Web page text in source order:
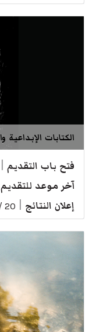
الكتابات الإبداعية
فتح باب التقديم
آخر موعد للتقديم
إعلان النتائج 20 / 8 / 2026